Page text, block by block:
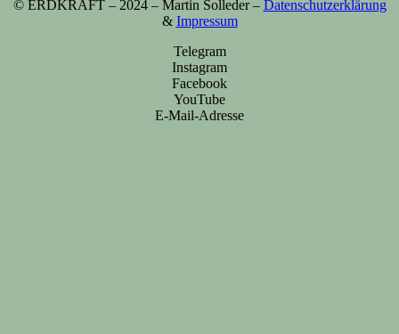
© ERDKRAFT – 2024 – Martin Solleder – Datenschutzerklärung
& Impressum
Telegram
Instagram
Facebook
YouTube
E-Mail-Adresse